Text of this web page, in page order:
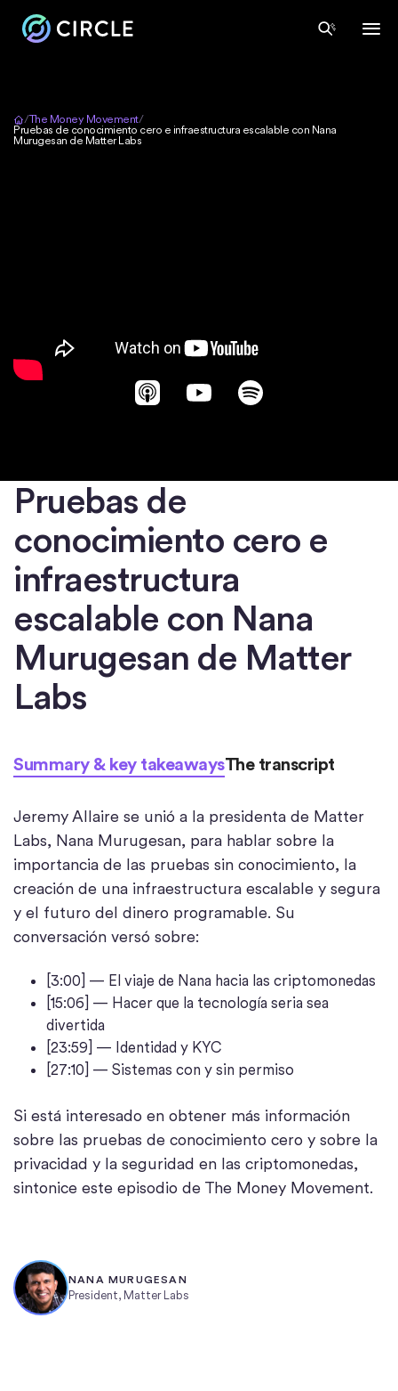
/The Money Movement/
Pruebas de conocimiento cero e infraestructura escalable con Nana
Murugesan de Matter Labs
Apple Podcasts
YouTubeSpotify
Pruebas de
conocimiento cero e
infraestructura
escalable con Nana
Murugesan de Matter
Labs
Summary & key takeawaysThe transcript
Jeremy Allaire se unió a la presidenta de Matter
Labs, Nana Murugesan, para hablar sobre la
importancia de las pruebas sin conocimiento, la
creación de una infraestructura escalable y segura
y el futuro del dinero programable. Su
conversación versó sobre:
[3:00] — El viaje de Nana hacia las criptomonedas
[15:06] — Hacer que la tecnología seria sea
divertida
[23:59] — Identidad y KYC
[27:10] — Sistemas con y sin permiso
Si está interesado en obtener más información
sobre las pruebas de conocimiento cero y sobre la
privacidad y la seguridad en las criptomonedas,
sintonice este episodio de The Money Movement.
NANA MURUGESAN
President, Matter Labs